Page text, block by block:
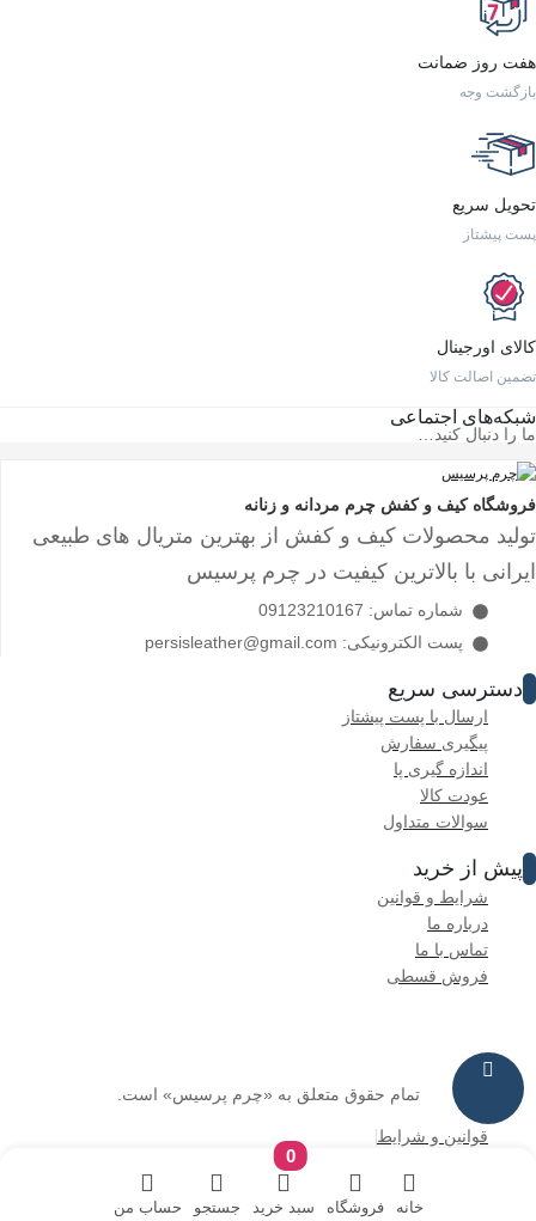
هفت روز ضمانت
بازگشت وجه
تحویل سریع
پست پیشتاز
کالای اورجینال
تضمین اصالت کالا
شبکه‌های اجتماعی
ما را دنبال کنید…
فروشگاه کیف و کفش چرم مردانه و زنانه
تولید محصولات کیف و کفش از بهترین متریال های طبیعی
ایرانی با بالاترین کیفیت در چرم پرسیس
شماره تماس: 09123210167
پست الکترونیکی: persisleather@gmail.com
دسترسی سریع
ارسال با پست پیشتاز
پیگیری سفارش
اندازه گیری پا
عودت کالا
سوالات متداول
پیش از خرید
شرایط و قوانین
درباره ما
تماس با ما
فروش قسطی
تمام حقوق متعلق به «چرم پرسیس» است.
قوانین و شرایط
خانه فروشگاه
0
سبد خرید جستجو حساب من